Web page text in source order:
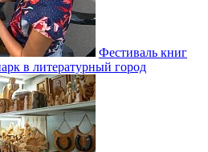
Фестиваль книг
в литературный город